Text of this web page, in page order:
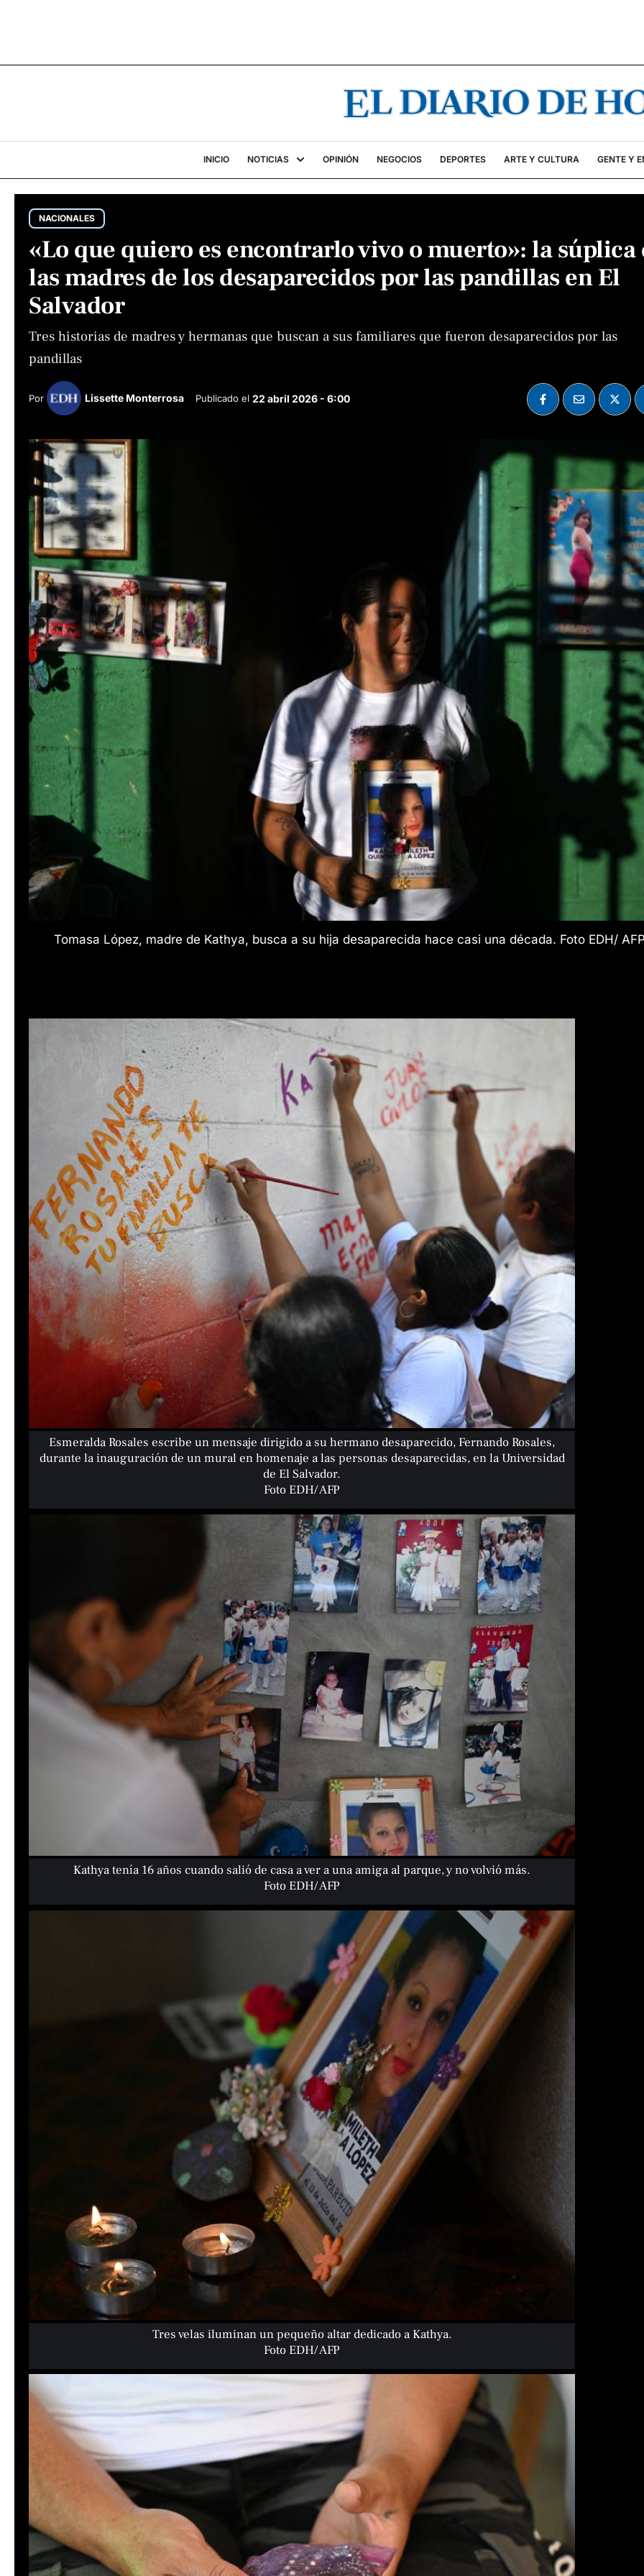
INICIO NOTICIAS OPINIÓN NEGOCIOS DEPORTES ARTE Y CULTURA GENTE Y
NACIONALES
«Lo que quiero es encontrarlo vivo o muerto»: la súplica
las madres de los desaparecidos por las pandillas en El
Salvador
Tres historias de madres y hermanas que buscan a sus familiares que fueron desaparecidos por las
pandillas
Por Lissette Monterrosa Publicado el 22 abril 2026 - 6:00
Tomasa López, madre de Kathya, busca a su hija desaparecida hace casi una década. Foto EDH/
Esmeralda Rosales escribe un mensaje dirigido a su hermano desaparecido, Fernando Rosales,
durante la inauguración de un mural en homenaje a las personas desaparecidas, en la Universidad
de El Salvador.
Foto EDH/ AFP
Kathya tenía 16 años cuando salió de casa a ver a una amiga al parque, y no volvió más.
Foto EDH/ AFP
Tres velas iluminan un pequeño altar dedicado a Kathya.
Foto EDH/ AFP